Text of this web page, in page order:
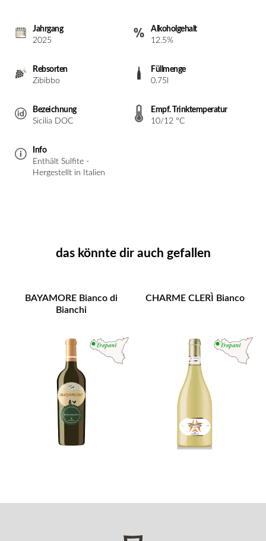
Jahrgang
2025
Alkoholgehalt
12.5%
Rebsorten
Zibibbo
Füllmenge
0.75l
Bezeichnung
Sicilia DOC
Empf. Trinktemperatur
10/12 °C
Info
Enthält Sulfite -
Hergestellt in Italien
das könnte dir auch gefallen
BAYAMORE Bianco di
Bianchi
CHARME CLERÌ Bianco